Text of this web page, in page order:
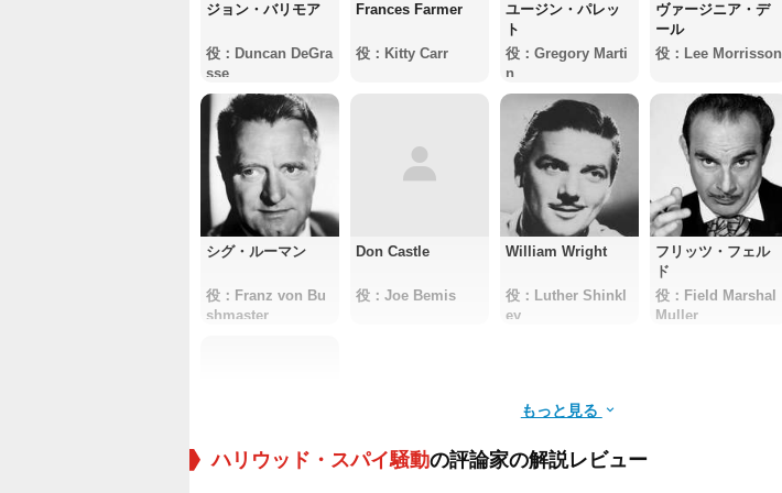
ジョン・バリモア
役：Duncan DeGra
sse
Frances Farmer
役：Kitty Carr
ユージン・パレッ
ト
役：Gregory Marti
n
ヴァージニア・デ
ール
役：Lee Morrisson
シグ・ルーマン
役：Franz von Bu
shmaster
Don Castle
役：Joe Bemis
William Wright
役：Luther Shinkl
ey
フリッツ・フェル
ド
役：Field Marshal
Muller
もっと見る
ハリウッド・スパイ騒動の評論家の解説レビュー